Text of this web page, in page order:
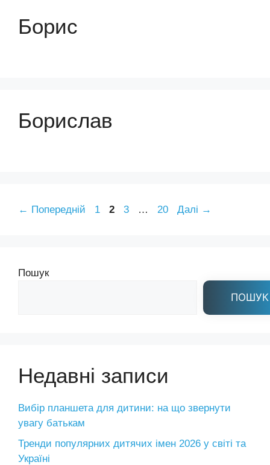
Борис
Борислав
← Попередній Сторінка
1 Сторінка
2 Сторінка
3 … Сторінка
20 Далі →
Пошук
ПОШУК
Недавні записи
Вибір планшета для дитини: на що звернути
увагу батькам
Тренди популярних дитячих імен 2026 у світі та
Україні